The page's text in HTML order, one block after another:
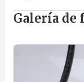
Galería de